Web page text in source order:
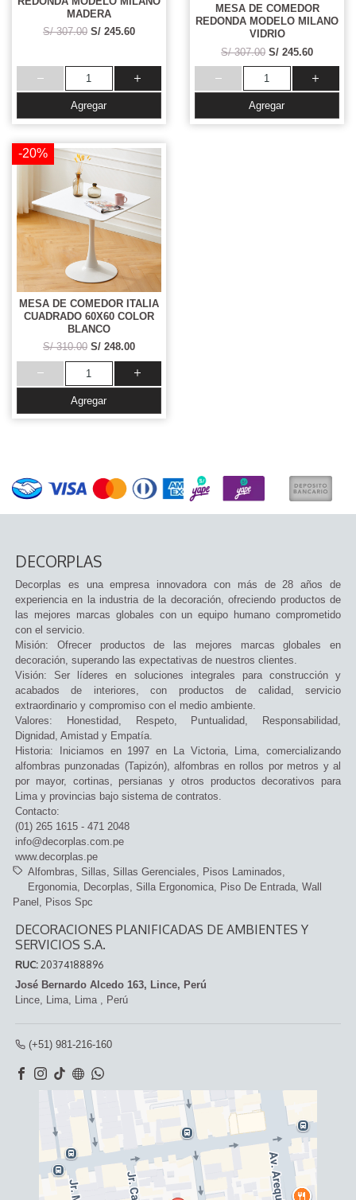
MADERA
S/ 307.00 S/ 245.60
Agregar
MESA DE COMEDOR
REDONDA MODELO MILANO
VIDRIO
S/ 307.00 S/ 245.60
Agregar
-20%
MESA DE COMEDOR ITALIA
CUADRADO 60X60 COLOR
BLANCO
S/ 310.00 S/ 248.00
Agregar
DECORPLAS
Decorplas es una empresa innovadora con más de 28 años de
experiencia en la industria de la decoración, ofreciendo productos de
las mejores marcas globales con un equipo humano comprometido
con el servicio.
Misión: Ofrecer productos de las mejores marcas globales en
decoración, superando las expectativas de nuestros clientes.
Visión: Ser líderes en soluciones integrales para construcción y
acabados de interiores, con productos de calidad, servicio
extraordinario y compromiso con el medio ambiente.
Valores: Honestidad, Respeto, Puntualidad, Responsabilidad,
Dignidad, Amistad y Empatía.
Historia: Iniciamos en 1997 en La Victoria, Lima, comercializando
alfombras punzonadas (Tapizón), alfombras en rollos por metros y al
por mayor, cortinas, persianas y otros productos decorativos para
Lima y provincias bajo sistema de contratos.
Contacto:
(01) 265 1615 - 471 2048
info@decorplas.com.pe
www.decorplas.pe
Alfombras
Sillas Sillas Gerenciales
Pisos Laminados
Ergonomia
Decorplas Silla Ergonomica Piso De Entrada Wall
Panel
Pisos Spc
DECORACIONES PLANIFICADAS DE AMBIENTES Y
SERVICIOS S.A.
RUC:20374188896
José Bernardo Alcedo 163, Lince, Perú
Lince,
Lima, Lima Perú
(+51) 981-216-160